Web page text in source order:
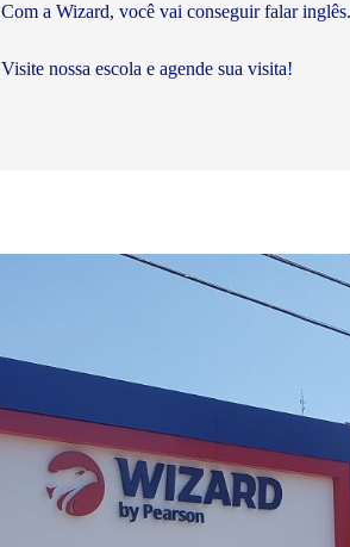
Com a Wizard, você vai conseguir falar inglês.
Visite nossa escola e agende sua visita!